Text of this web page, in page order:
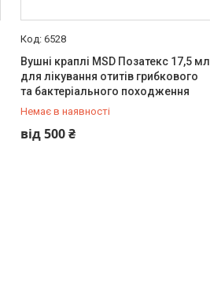
6528
Вушні краплі MSD Позатекс 17,5 мл
для лікування отитів грибкового
та бактеріального походження
Немає в наявності
від 500 ₴
+380 (93) 384-27-90